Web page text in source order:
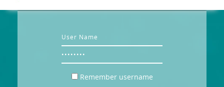
Remember username